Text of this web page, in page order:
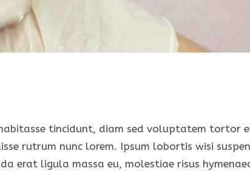
tincidunt, diam sed voluptatem tortor
rutrum nunc lorem. Ipsum lobortis wisi
erat ligula massa eu, molestiae risus